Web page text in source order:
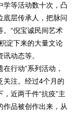
学等活动数十次，凸
底层传承人，把脉问
“倪宝诚民间艺术
淀下来的大量文论
动态等。
行动”系列活动，
关注。经过4个月的
近两千件“抗疫”主
作品被创作出来，从